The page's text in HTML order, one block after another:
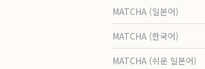
MATCHA (일본어)
MATCHA (한국어)
MATCHA (쉬운 일본어)